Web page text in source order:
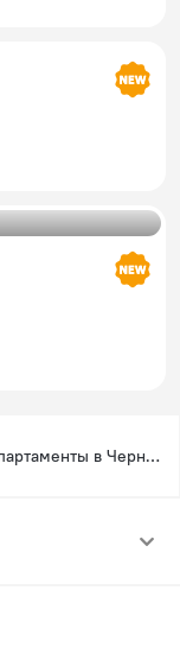
Апартаменты в Черновцах посуточно